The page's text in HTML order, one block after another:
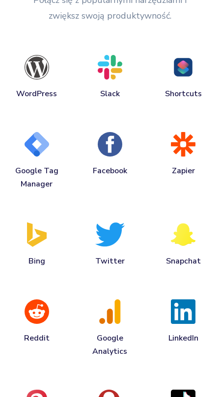
zwiększ swoją produktywność.
WordPress Slack Shortcuts
Google Tag
Manager
Facebook Zapier
Bing Twitter Snapchat
Reddit
Google
Analytics
LinkedIn